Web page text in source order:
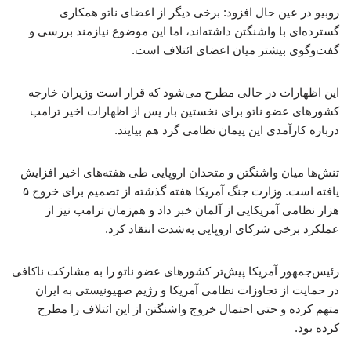
روبیو در عین حال افزود: برخی دیگر از اعضای ناتو همکاری
گسترده‌ای با واشنگتن داشته‌اند، اما این موضوع نیازمند بررسی و
گفت‌وگوی بیشتر میان اعضای ائتلاف است.
این اظهارات در حالی مطرح می‌شود که قرار است وزیران خارجه
کشورهای عضو ناتو برای نخستین بار پس از اظهارات اخیر ترامپ
درباره کارآمدی این پیمان نظامی گرد هم بیایند.
تنش‌ها میان واشنگتن و متحدان اروپایی طی هفته‌های اخیر افزایش
یافته است. وزارت جنگ آمریکا هفته گذشته از تصمیم برای خروج ۵
هزار نظامی آمریکایی از آلمان خبر داد و هم‌زمان ترامپ نیز از
عملکرد برخی شرکای اروپایی به‌شدت انتقاد کرد.
رئیس‌جمهور آمریکا پیش‌تر کشورهای عضو ناتو را به مشارکت ناکافی
در حمایت از تجاوزات نظامی آمریکا و رژیم صهیونیستی به ایران
متهم کرده و حتی احتمال خروج واشنگتن از این ائتلاف را مطرح
کرده بود.